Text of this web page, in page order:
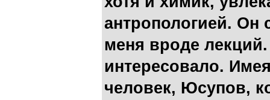
антропологией. Он
меня вроде
интересовало.
человек, Юсупов,